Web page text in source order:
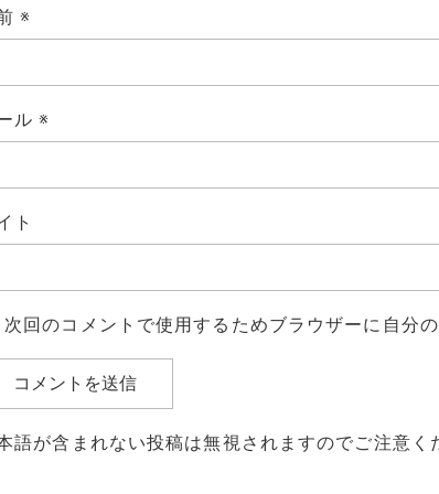
※
ル※
ト
次回のコメントで使用するためブラウザーに自分
語が含まれない投稿は無視されますのでご注意く